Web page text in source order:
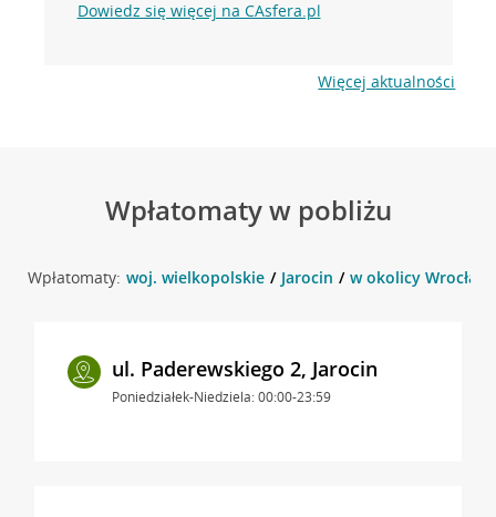
Dowiedz się więcej na CAsfera.pl
Więcej aktualności
Wpłatomaty w pobliżu
Wpłatomaty: woj. wielkopolskie Jarocin w okolicy
ul. Paderewskiego 2, Jarocin
Poniedziałek-Niedziela: 00:00-23:59